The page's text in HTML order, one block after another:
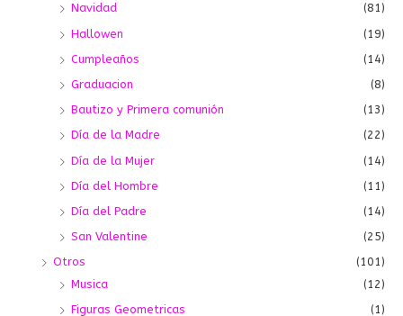
Navidad
(81)
Hallowen
(19)
Cumpleaños
(14)
Graduacion
(8)
Bautizo y Primera comunión
(13)
Día de la Madre
(22)
Día de la Mujer
(14)
Día del Hombre
(11)
Día del Padre
(14)
San Valentine
(25)
Otros
(101)
Musica
(12)
Figuras Geometricas
(1)